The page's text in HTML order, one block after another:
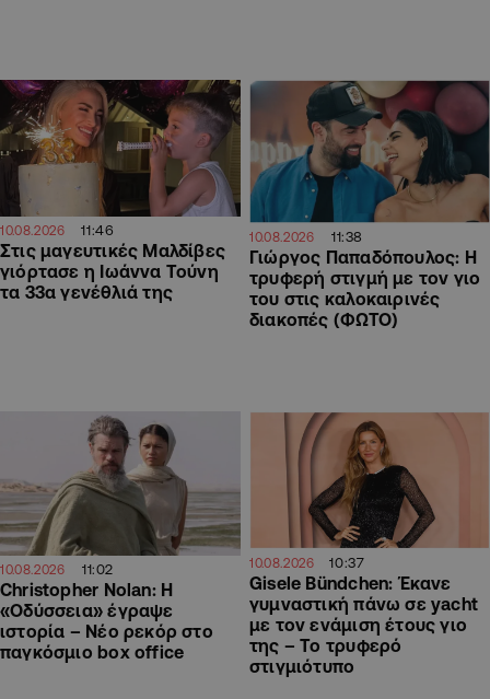
10.08.2026 11:46
Στις μαγευτικές Μαλδίβες
γιόρτασε η Ιωάννα Τούνη
τα 33α γενέθλιά της
10.08.2026 11:38
Γιώργος Παπαδόπουλος: Η
τρυφερή στιγμή με τον γιο
του στις καλοκαιρινές
διακοπές (ΦΩΤΟ)
10.08.2026 11:02
Christopher Nolan: Η
«Οδύσσεια» έγραψε
ιστορία – Νέο ρεκόρ στο
παγκόσμιο box office
10.08.2026 10:37
Gisele Bündchen: Έκανε
γυμναστική πάνω σε yacht
με τον ενάμιση έτους γιο
της – Το τρυφερό
στιγμιότυπο